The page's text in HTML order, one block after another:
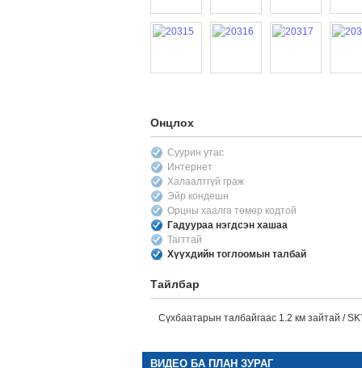
Онцлох
Суурин утас
Интернет
Халаалтгүй граж
Эйр кондешн
Орцны хаалга төмөр кодтой
Гадуураа нэгдсэн хашаа
Тагттай
Хүүхдийн тоглоомын талбай
Тайлбар
Сүхбаатарын талбайгаас 1.2 км зайтай /
ВИДЕО БА ПЛАН ЗУРАГ